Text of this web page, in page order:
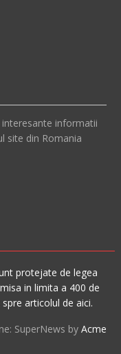
informatii
site din Romania
protejate de legea
in limita a 400 de
articolul de aici.
SuperNews byAcme